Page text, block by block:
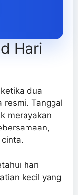
Hari
dua
resmi. Tanggal
merayakan
hari
kecil yang